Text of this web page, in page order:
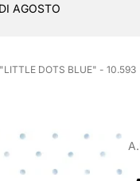
AGOSTO
DOTS BLUE" - 10.593